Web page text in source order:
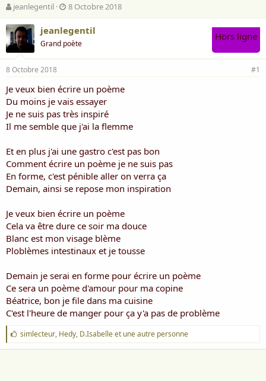
A
u
t
e
u
r
d
e
l
a
d
i
u
s
s
i
jeanlegentil
D
a
t
e
d
e
é
b
u
t
8 Octobre 2018
jeanlegentil
Grand poète
Hors ligne
8 Octobre 2018 #1
Je veux bien écrire un poème
Du moins je vais essayer
Je ne suis pas très inspiré
Il me semble que j'ai la flemme
Et en plus j'ai une gastro c'est pas bon
Comment écrire un poème je ne suis pas
En forme, c'est pénible aller on verra ça
Demain, ainsi se repose mon inspiration
Je veux bien écrire un poème
Cela va être dure ce soir ma douce
Blanc est mon visage blème
Ploblèmes intestinaux et je tousse
Demain je serai en forme pour écrire un poème
Ce sera un poème d'amour pour ma copine
Béatrice, bon je file dans ma cuisine
C'est l'heure de manger pour ça y'a pas de problème
J
'
a
simlecteur, Hedy, D.Isabelleet une autre personne